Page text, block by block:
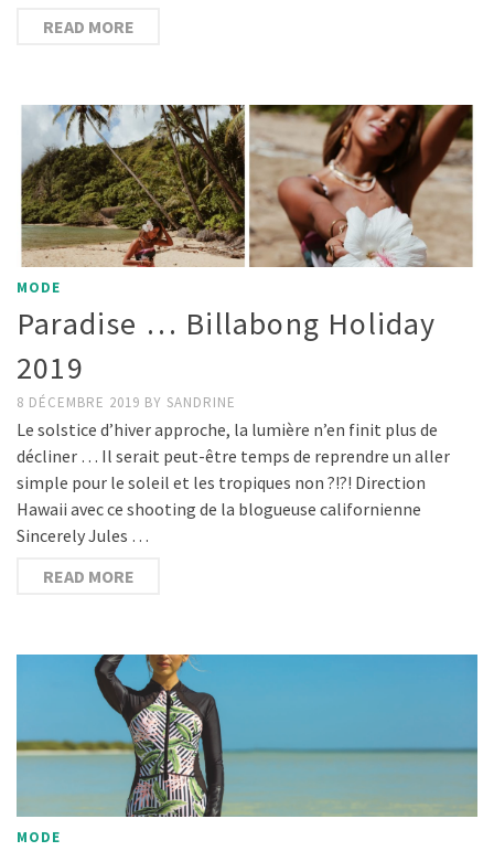
READ MORE
MODE
Paradise … Billabong Holiday
2019
8 DÉCEMBRE 2019 BY SANDRINE
Le solstice d’hiver approche, la lumière n’en finit plus de
décliner … Il serait peut-être temps de reprendre un aller
simple pour le soleil et les tropiques non ?!?! Direction
Hawaii avec ce shooting de la blogueuse californienne
Sincerely Jules …
READ MORE
MODE